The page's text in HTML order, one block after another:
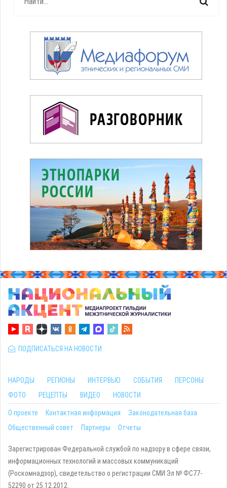
ПОДПИСАТЬСЯ НА НОВОСТИ
НАРОДЫ РЕГИОНЫ ИНТЕРВЬЮ СОБЫТИЯ
ПЕРСОНЫ
ФОТО
РЕЦЕПТЫ ВИДЕО НОВОСТИ
О проекте Контактная информация
Законодательная база
Общественный совет
Партнеры Отчеты
Зарегистрирован Федеральной службой по надзору в сфере связи,
информационных технологий и массовых коммуникаций
(Роскомнадзор), свидетельство о регистрации СМИ Эл № ФС77-
52290 от 25.12.2012.